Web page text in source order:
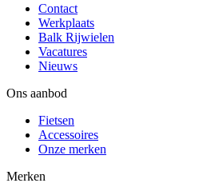
Contact
Werkplaats
Balk Rijwielen
Vacatures
Nieuws
Ons aanbod
Fietsen
Accessoires
Onze merken
Merken